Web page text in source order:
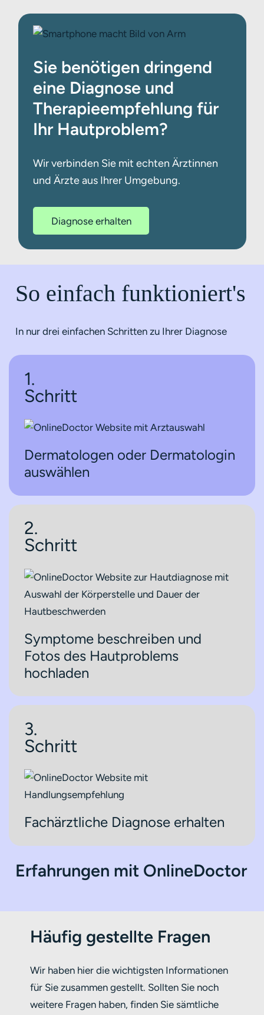
Sie benötigen dringend
eine Diagnose und
Therapieempfehlung für
Ihr Hautproblem?
Wir verbinden Sie mit echten Ärztinnen
und Ärzte aus Ihrer Umgebung.
Diagnose erhalten
So einfach funktioniert's
In nur drei einfachen Schritten zu Ihrer Diagnose
1.
Schritt
Dermatologen oder Dermatologin
auswählen
2.
Schritt
Symptome beschreiben und
Fotos des Hautproblems
hochladen
3.
Schritt
Fachärztliche Diagnose erhalten
Erfahrungen mit OnlineDoctor
Häufig gestellte Fragen
Wir haben hier die wichtigsten Informationen
für Sie zusammen gestellt. Sollten Sie noch
weitere Fragen haben, finden Sie sämtliche